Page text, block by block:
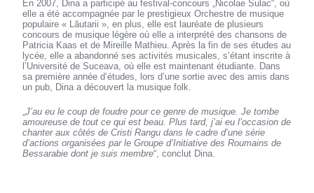
En 2007, Dina a participé au festival-concours „Nicolae Sulac“, où
elle a été accompagnée par le prestigieux Orchestre de musique
populaire « Lăutarii », en plus, elle est lauréate de plusieurs
concours de musique légère où elle a interprété des chansons de
Patricia Kaas et de Mireille Mathieu. Après la fin de ses études au
lycée, elle a abandonné ses activités musicales, s’étant inscrite à
l’Université de Suceava, où elle est maintenant étudiante. Dans
sa première année d’études, lors d’une sortie avec des amis dans
un pub, Dina a découvert la musique folk.
„J’au eu le coup de foudre pour ce genre de musique. Je tombe
amoureuse de tout ce qui est beau. Plus tard, j’ai eu l’occasion de
chanter aux côtés de Cristi Rangu dans le cadre d’une série
d’actions organisées par le Groupe d’Initiative des Roumains de
Bessarabie dont je suis membre“, conclut Dina.